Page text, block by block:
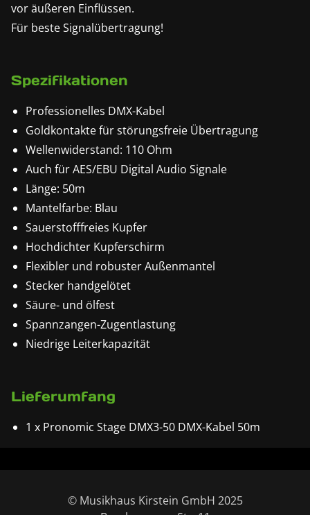
vor äußeren Einflüssen.
Für beste Signalübertragung!
Spezifikationen
Professionelles DMX-Kabel
Goldkontakte für störungsfreie Übertragung
Wellenwiderstand: 110 Ohm
Auch für AES/EBU Digital Audio Signale
Länge: 50m
Mantelfarbe: Blau
Sauerstofffreies Kupfer
Hochdichter Kupferschirm
Flexibler und robuster Außenmantel
Stecker handgelötet
Säure- und ölfest
Spannzangen-Zugentlastung
Niedrige Leiterkapazität
Lieferumfang
1 x Pronomic Stage DMX3-50 DMX-Kabel 50m
© Musikhaus Kirstein GmbH 2025